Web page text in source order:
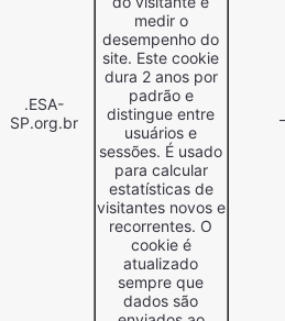
.ESA-
SP.org.br
medir o
desempenho do
site. Este cookie
dura 2 anos por
padrão e
distingue entre
usuários e
sessões. É usado
para calcular
estatísticas de
visitantes novos e
recorrentes. O
cookie é
atualizado
sempre que
dados são